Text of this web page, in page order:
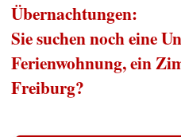
Übernachtungen:
Sie suchen noch eine
Ferienwohnung, ein
Freiburg?